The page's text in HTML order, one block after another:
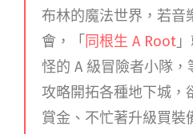
布林的魔法世界，若音
會，「 同根生 A Root
怪的 A 級冒險者小隊，
攻略開拓各種地下城，
賞金、不忙著升級買裝